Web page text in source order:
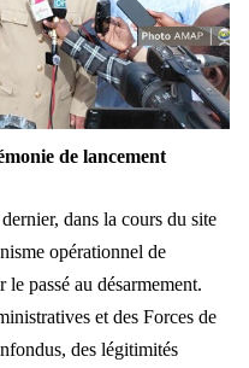
de lancement
dans la cours du site
opérationnel de
passé au désarmement.
et des Forces de
des légitimités